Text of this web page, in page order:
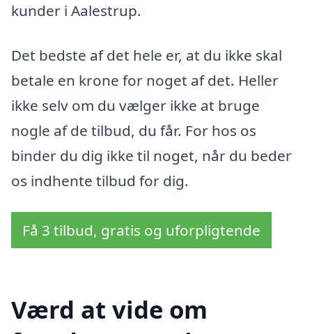
kunder i Aalestrup.
Det bedste af det hele er, at du ikke skal
betale en krone for noget af det. Heller
ikke selv om du vælger ikke at bruge
nogle af de tilbud, du får. For hos os
binder du dig ikke til noget, når du beder
os indhente tilbud for dig.
Få 3 tilbud, gratis og uforpligtende
Værd at vide om